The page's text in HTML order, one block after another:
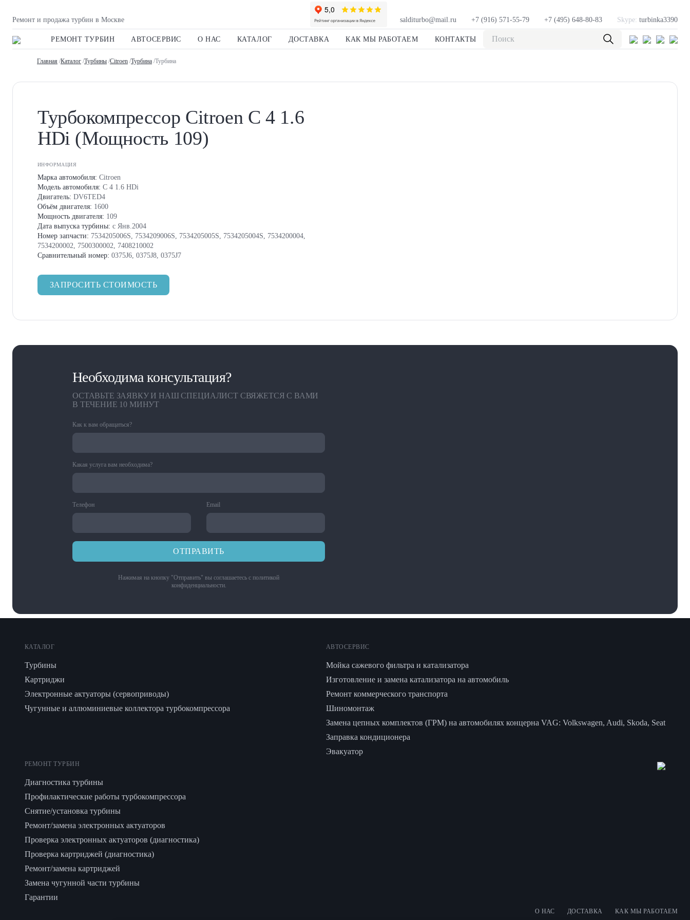
Ремонт и продажа турбин в Москве salditurbo@mail.ru +7 (916) 571-55-79 +7 (495) 648-80-83 Skype: turbinka3390
РЕМОНТ ТУРБИН АВТОСЕРВИС О НАС КАТАЛОГ ДОСТАВКА КАК МЫ РАБОТАЕМ КОНТАКТЫ
Главная /Каталог /Турбины /Citroen /Турбина /Турбина
Турбокомпрессор Citroen C 4 1.6
HDi (Мощность 109)
ИНФОРМАЦИЯ
Марка автомобиля: Citroen
Модель автомобиля: C 4 1.6 HDi
Двигатель: DV6TED4
Объём двигателя: 1600
Мощность двигателя: 109
Дата выпуска турбины: с Янв.2004
Номер запчасти: 7534205006S, 7534209006S, 7534205005S, 7534205004S, 7534200004,
7534200002, 7500300002, 7408210002
Сравнительный номер: 0375J6, 0375J8, 0375J7
ЗАПРОСИТЬ СТОИМОСТЬ
Необходима консультация?
ОСТАВЬТЕ ЗАЯВКУ И НАШ СПЕЦИАЛИСТ СВЯЖЕТСЯ С ВАМИ
В ТЕЧЕНИЕ 10 МИНУТ
Как к вам обращаться?
Какая услуга вам необходима?
Телефон Email
ОТПРАВИТЬ
Нажимая на кнопку "Отправить" вы соглашаетесь с политикой
конфиденциальности.
КАТАЛОГ
Турбины
Картриджи
Электронные актуаторы (сервоприводы)
Чугунные и аллюминиевые коллектора турбокомпрессора
АВТОСЕРВИС
Мойка сажевого фильтра и катализатора
Изготовление и замена катализатора на автомобиль
Ремонт коммерческого транспорта
Шиномонтаж
Замена цепных комплектов (ГРМ) на автомобилях концерна VAG: Volkswagen, Audi, Skoda, Seat
Заправка кондиционера
Эвакуатор
РЕМОНТ ТУРБИН
Диагностика турбины
Профилактические работы турбокомпрессора
Снятие/установка турбины
Ремонт/замена электронных актуаторов
Проверка электронных актуаторов (диагностика)
Проверка картриджей (диагностика)
Ремонт/замена картриджей
Замена чугунной части турбины
Гарантии
О НАС ДОСТАВКА КАК МЫ РАБОТАЕМ